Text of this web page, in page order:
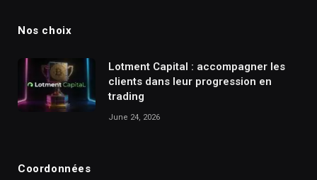
Nos choix
Lotment Capital : accompagner les
clients dans leur progression en
trading
June 24, 2026
Coordonnées